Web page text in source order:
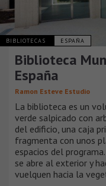
BIBLIOTECAS ESPAÑA
Biblioteca
España
Ramon Esteve Estudio
La biblioteca es un
verde salpicado con
del edificio, una caja
fragmenta con unos
espacios del
se abre al exterior y
vuelquen hacia la